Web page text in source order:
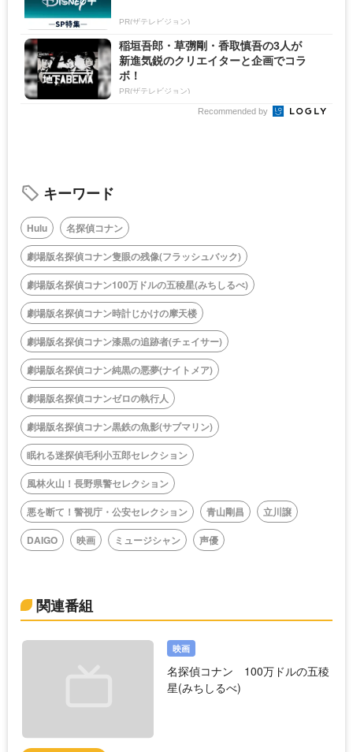
PR(ザテレビジョン)
稲垣吾郎・草彅剛・香取慎吾の3人が
新進気鋭のクリエイターと企画でコラ
ボ！
PR(ザテレビジョン)
Recommended by
キーワード
Hulu
名探偵コナン
劇場版名探偵コナン隻眼の残像(フラッシュバック)
劇場版名探偵コナン100万ドルの五稜星(みちしるべ)
劇場版名探偵コナン時計じかけの摩天楼
劇場版名探偵コナン漆黒の追跡者(チェイサー)
劇場版名探偵コナン純黒の悪夢(ナイトメア)
劇場版名探偵コナンゼロの執行人
劇場版名探偵コナン黒鉄の魚影(サブマリン)
眠れる迷探偵毛利小五郎セレクション
風林火山！長野県警セレクション
悪を断て！警視庁・公安セレクション
青山剛昌
立川譲
DAIGO
映画 ミュージシャン 声優
関連番組
映画
名探偵コナン 100万ドルの五稜
星(みちしるべ)